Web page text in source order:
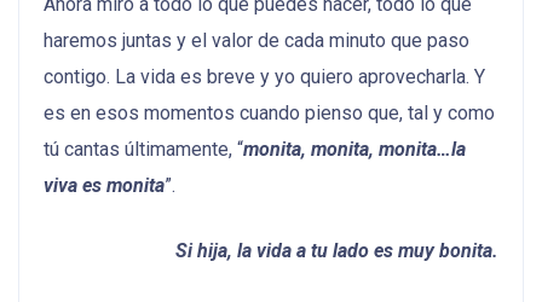
haremos juntas y el valor de cada minuto que paso
contigo. La vida es breve y yo quiero aprovecharla. Y
es en esos momentos cuando pienso que, tal y como
tú cantas últimamente, “monita, monita, monita…la
viva es monita”.
Si hija, la vida a tu lado es muy bonita.